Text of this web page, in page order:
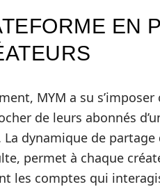
EN
MYM a su
de leurs abonnés
La dynamique de
permet à chaque
les comptes qui